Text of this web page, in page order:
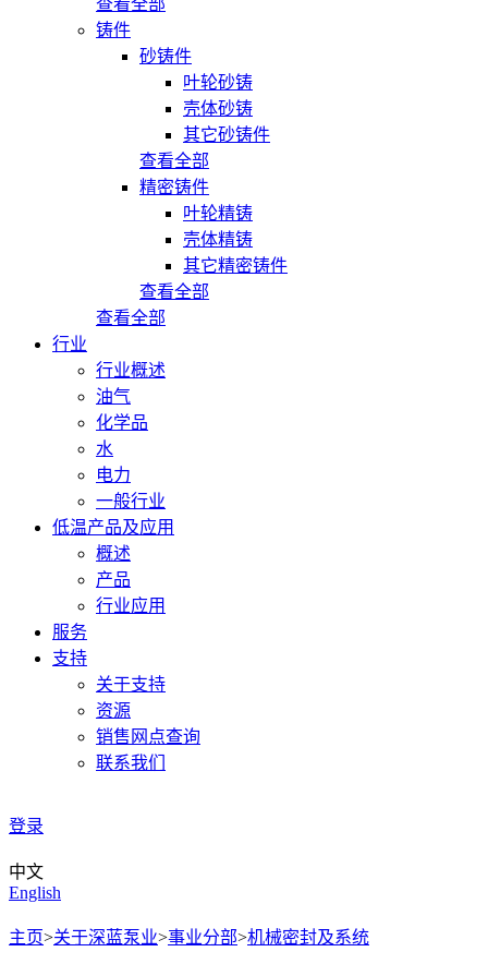
查看全部
铸件
砂铸件
叶轮砂铸
壳体砂铸
其它砂铸件
查看全部
精密铸件
叶轮精铸
壳体精铸
其它精密铸件
查看全部
查看全部
行业
行业概述
油气
化学品
水
电力
一般行业
低温产品及应用
概述
产品
行业应用
服务
支持
关于支持
资源
销售网点查询
联系我们
登录
中文
English
主页>关于深蓝泵业>事业分部>机械密封及系统